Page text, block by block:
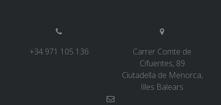
+34 971 105 136
Carrer Comte de
Cifuentes, 89
Ciutadella de Menorca,
Illes Balears